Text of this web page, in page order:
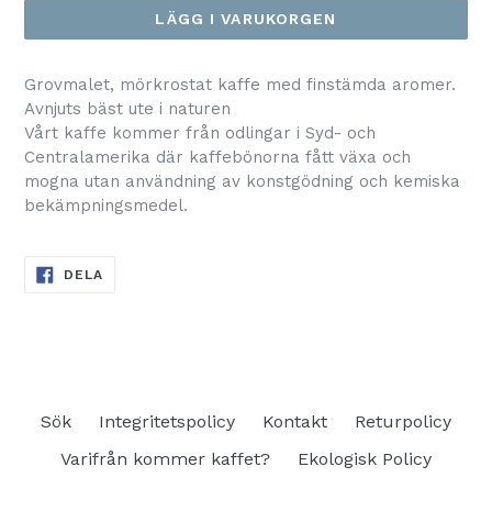
LÄGG I VARUKORGEN
Grovmalet, mörkrostat kaffe med finstämda aromer.
Avnjuts bäst ute i naturen
Vårt kaffe kommer från odlingar i Syd- och
Centralamerika där kaffebönorna fått växa och
mogna utan användning av konstgödning och kemiska
bekämpningsmedel.
DELA
Sök Integritetspolicy Kontakt
Returpolicy
Varifrån kommer kaffet?
Ekologisk Policy